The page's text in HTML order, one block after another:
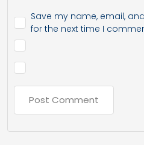
Save my name, email,
for the next time I